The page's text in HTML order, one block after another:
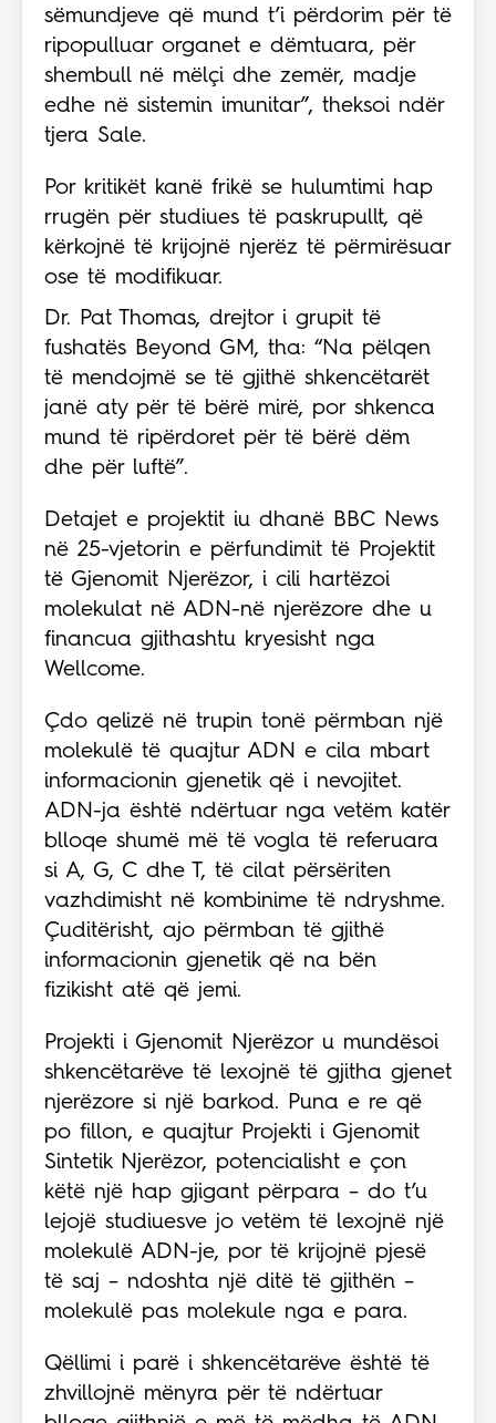
sëmundjeve që mund t’i përdorim për të
ripopulluar organet e dëmtuara, për
shembull në mëlçi dhe zemër, madje
edhe në sistemin imunitar”, theksoi ndër
tjera Sale.
Por kritikët kanë frikë se hulumtimi hap
rrugën për studiues të paskrupullt, që
kërkojnë të krijojnë njerëz të përmirësuar
ose të modifikuar.
Dr. Pat Thomas, drejtor i grupit të
fushatës Beyond GM, tha: “Na pëlqen
të mendojmë se të gjithë shkencëtarët
janë aty për të bërë mirë, por shkenca
mund të ripërdoret për të bërë dëm
dhe për luftë”.
Detajet e projektit iu dhanë BBC News
në 25-vjetorin e përfundimit të Projektit
të Gjenomit Njerëzor, i cili hartëzoi
molekulat në ADN-në njerëzore dhe u
financua gjithashtu kryesisht nga
Wellcome.
Çdo qelizë në trupin tonë përmban një
molekulë të quajtur ADN e cila mbart
informacionin gjenetik që i nevojitet.
ADN-ja është ndërtuar nga vetëm katër
blloqe shumë më të vogla të referuara
si A, G, C dhe T, të cilat përsëriten
vazhdimisht në kombinime të ndryshme.
Çuditërisht, ajo përmban të gjithë
informacionin gjenetik që na bën
fizikisht atë që jemi.
Projekti i Gjenomit Njerëzor u mundësoi
shkencëtarëve të lexojnë të gjitha gjenet
njerëzore si një barkod. Puna e re që
po fillon, e quajtur Projekti i Gjenomit
Sintetik Njerëzor, potencialisht e çon
këtë një hap gjigant përpara – do t’u
lejojë studiuesve jo vetëm të lexojnë një
molekulë ADN-je, por të krijojnë pjesë
të saj – ndoshta një ditë të gjithën –
molekulë pas molekule nga e para.
Qëllimi i parë i shkencëtarëve është të
zhvillojnë mënyra për të ndërtuar